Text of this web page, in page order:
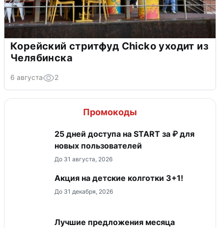
Корейский стритфуд Chicko уходит из
Челябинска
6 августа 2
Промокоды
25 дней доступа на START за ₽ для
новых пользователей
До 31 августа, 2026
Акция на детские колготки 3+1!
До 31 декабря, 2026
Лучшие предложения месяца